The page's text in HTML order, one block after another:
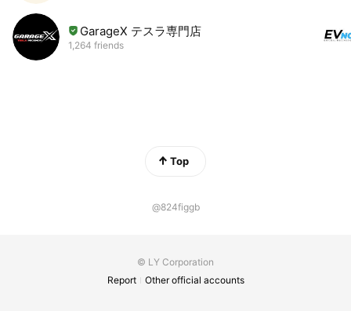
GarageX テスラ専門店
1,264 friends
Top
@824figgb
© LY Corporation
Report
Other official accounts